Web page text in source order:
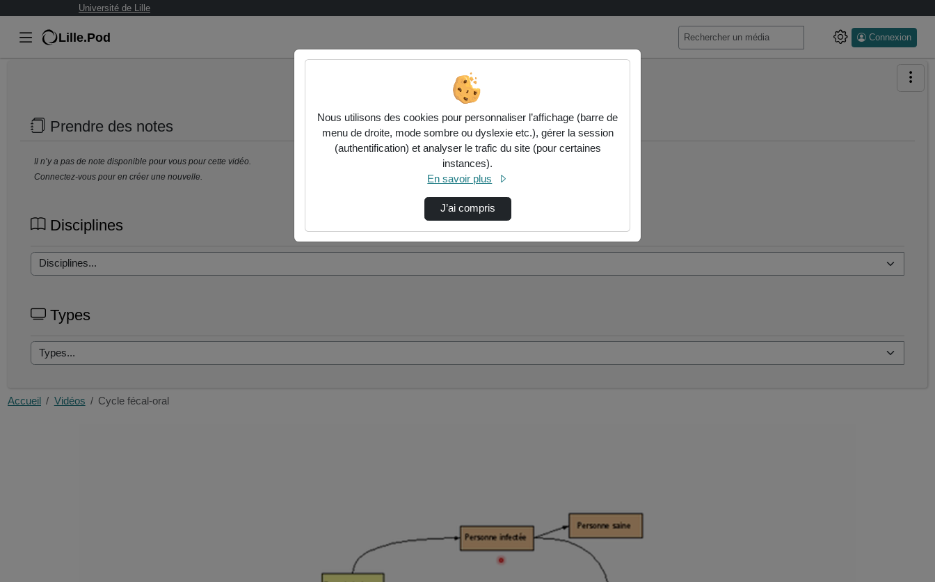
Université de Lille
Lille.Pod Connexion
Prendre des notes
Il n’y a pas de note disponible pour vous pour cette vidéo.
Connectez-vous pour en créer une nouvelle.
Disciplines
Types
Accueil Vidéos Cycle fécal-oral
Nous utilisons des cookies pour personnaliser l’affichage (barre de
menu de droite, mode sombre ou dyslexie etc.), gérer la session
(authentification) et analyser le trafic du site (pour certaines
instances).
En savoir plus
J’ai compris